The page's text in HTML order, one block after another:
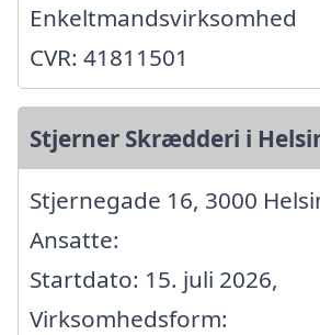
Enkeltmandsvirksomhed
CVR: 41811501
Stjerner Skrædderi i
Stjernegade 16, 3000
Ansatte:
Startdato: 15. juli 2026,
Virksomhedsform: